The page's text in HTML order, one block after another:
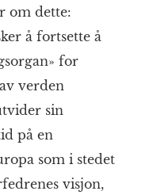
om dette:
å fortsette å
for
verden
sin
på en
som i stedet
visjon,